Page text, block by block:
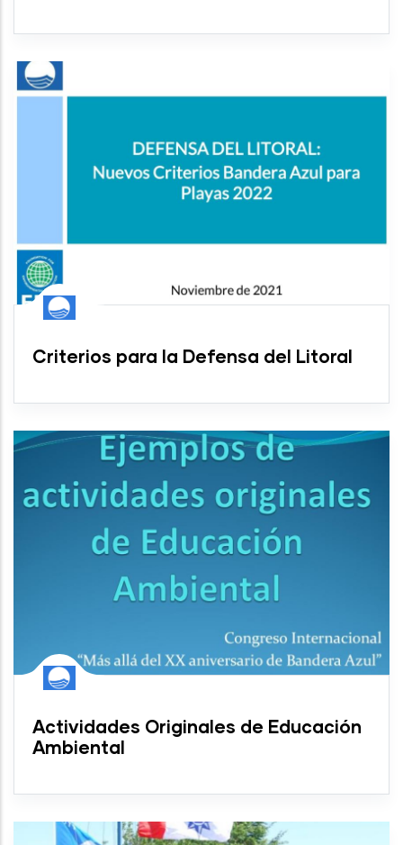
Criterios para la Defensa del Litoral
Actividades Originales de Educación
Ambiental